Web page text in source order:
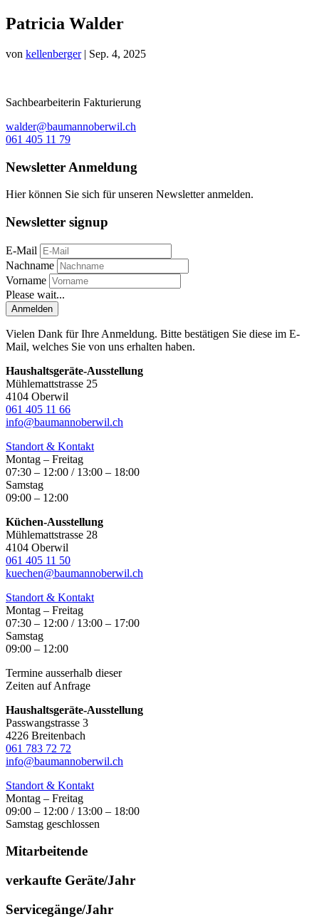
Patricia Walder
von kellenberger| Sep. 4, 2025
Sachbearbeiterin Fakturierung
walder@baumannoberwil.ch
061 405 11 79
Newsletter Anmeldung
Hier können Sie sich für unseren Newsletter anmelden.
Newsletter signup
E-Mail
Nachname
Vorname
Please wait...
Anmelden
Vielen Dank für Ihre Anmeldung. Bitte bestätigen Sie diese im E-
Mail, welches Sie von uns erhalten haben.
Haushaltsgeräte-Ausstellung
Mühlemattstrasse 25
4104 Oberwil
061 405 11 66
info@baumannoberwil.ch
Standort & Kontakt
Montag – Freitag
07:30 – 12:00 / 13:00 – 18:00
Samstag
09:00 – 12:00
Küchen-Ausstellung
Mühlemattstrasse 28
4104 Oberwil
061 405 11 50
kuechen@baumannoberwil.ch
Standort & Kontakt
Montag – Freitag
07:30 – 12:00 / 13:00 – 17:00
Samstag
09:00 – 12:00
Termine ausserhalb dieser
Zeiten auf Anfrage
Haushaltsgeräte-Ausstellung
Passwangstrasse 3
4226 Breitenbach
061 783 72 72
info@baumannoberwil.ch
Standort & Kontakt
Montag – Freitag
09:00 – 12:00 / 13:00 – 18:00
Samstag geschlossen
Mitarbeitende
verkaufte Geräte/Jahr
Servicegänge/Jahr